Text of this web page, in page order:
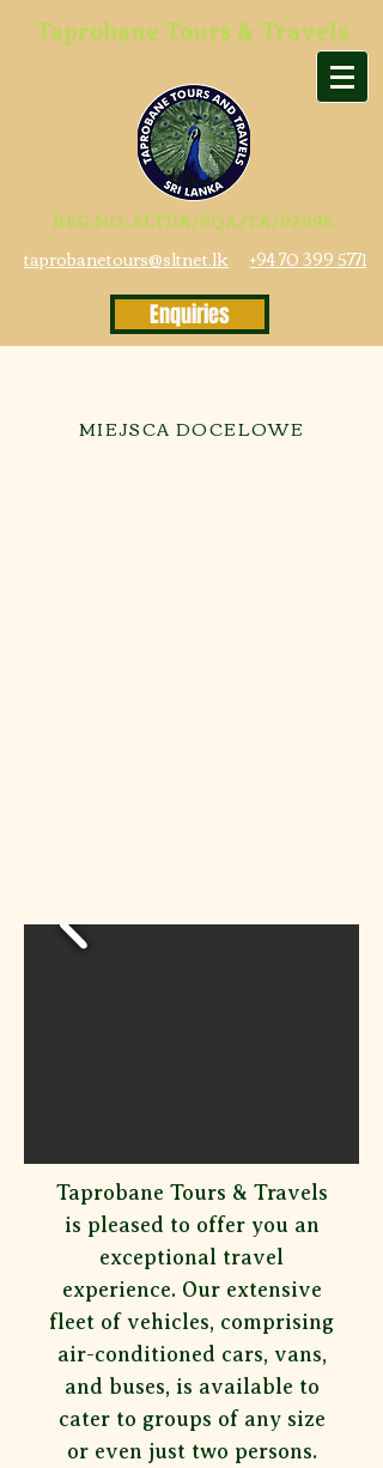
Taprobane Tours & Travels
REG.NO:.SLTDA/SQA/TA/02096
taprobanetours@sltnet.lk +94 70 399 5771
Enquiries
MIEJSCA DOCELOWE
Taprobane Tours & Travels
is pleased to offer you an
exceptional travel
experience. Our extensive
fleet of vehicles, comprising
air-conditioned cars, vans,
and buses, is available to
cater to groups of any size
or even just two persons.